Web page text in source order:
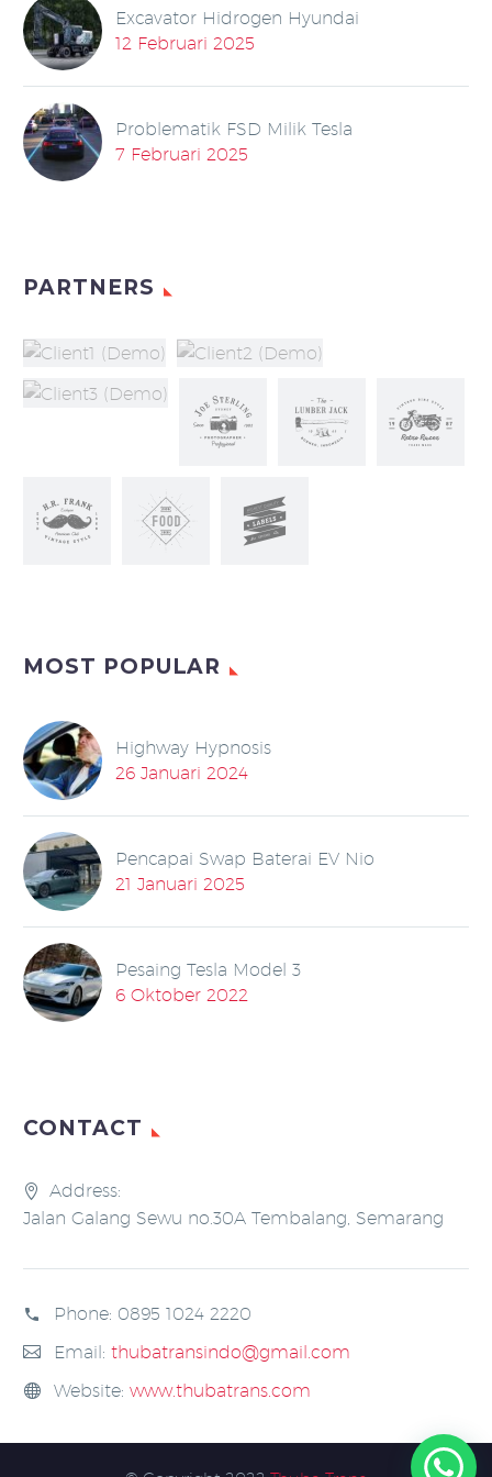
Excavator Hidrogen Hyundai
12 Februari 2025
Problematik FSD Milik Tesla
7 Februari 2025
PARTNERS
MOST POPULAR
Highway Hypnosis
26 Januari 2024
Pencapai Swap Baterai EV Nio
21 Januari 2025
Pesaing Tesla Model 3
6 Oktober 2022
CONTACT
Address:
Jalan Galang Sewu no.30A Tembalang, Semarang
Phone: 0895 1024 2220
Email: thubatransindo@gmail.com
Website: www.thubatrans.com